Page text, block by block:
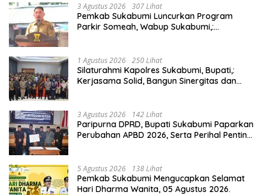
3 Agustus 2026 307 Lihat
Pemkab Sukabumi Luncurkan Program
Parkir Someah, Wabup Sukabumi,:
1 Agustus 2026 250 Lihat
Silaturahmi Kapolres Sukabumi, Bupati,:
Kerjasama Solid, Bangun Sinergitas dan
3 Agustus 2026 142 Lihat
Paripurna DPRD, Bupati Sukabumi Paparkan
Perubahan APBD 2026, Serta Perihal Penting
5 Agustus 2026 138 Lihat
Pemkab Sukabumi Mengucapkan Selamat
Hari Dharma Wanita, 05 Agustus 2026.